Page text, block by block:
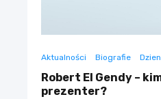
Aktualności Biografie
Robert El Gendy –
prezenter?